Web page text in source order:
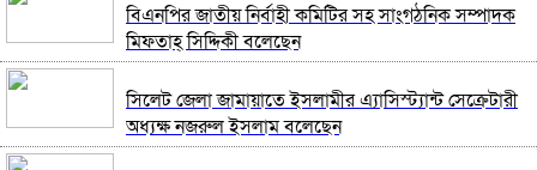
ধরিত্রী রক্ষায় আমরা’র উদ্যোগে সিলেটে বৃক্ষ রোপনের
কর্মসূচি পালন
সিলেটে সড়ক দু*র্ঘ*ট*নায় প্রাণ গেল যুবকের
বিএনপির জাতীয় নির্বাহী কমিটির সহ সাংগঠনিক সম্পাদক
মিফতাহ্ সিদ্দিকী বলেছেন
সিলেট জেলা জামায়াতে ইসলামীর এ্যাসিস্ট্যান্ট সেক্রেটারী
অধ্যক্ষ নজরুল ইসলাম বলেছেন